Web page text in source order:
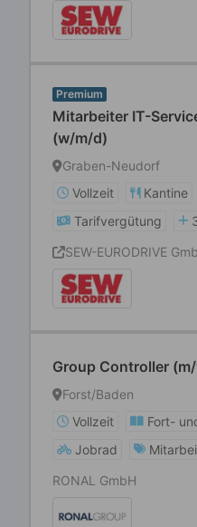
Premium
Mitarbeiter IT-
(w/m/d)
Graben-Neudorf
Vollzeit
Kantine
Tarifvergütung
SEW-EURODRIVE
Group Controller
Forst/Baden
Vollzeit
Fort-
Jobrad
RONAL GmbH